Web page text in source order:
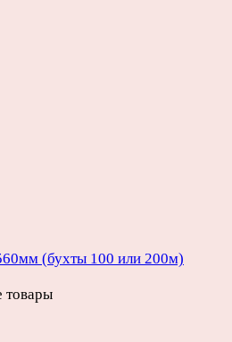
(бухты 100 или 200м)
товары